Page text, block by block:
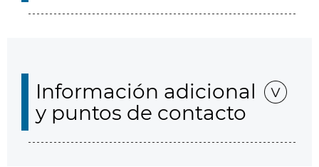
Información adicional
y puntos de contacto